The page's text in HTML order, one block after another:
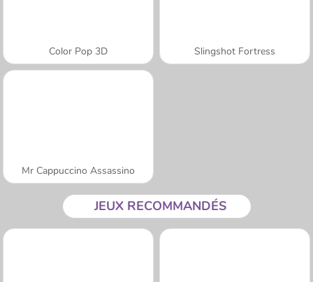
Color Pop 3D Slingshot Fortress
Mr Cappuccino Assassino
JEUX RECOMMANDÉS